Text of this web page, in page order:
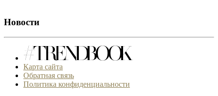
Новости
Карта сайта
Обратная связь
Политика конфиденциальности